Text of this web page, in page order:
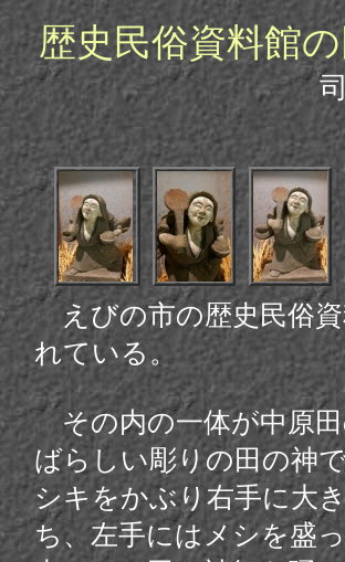
歴史民俗資料館
えびの市の歴史民俗
れている。
その内の一体が中原田
ばらしい彫りの田の神
シキをかぶり右手に大
ち、左手にはメシを盛